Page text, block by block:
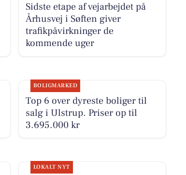
Sidste etape af vejarbejdet på
Århusvej i Søften giver
trafikpåvirkninger de
kommende uger
BOLIGMARKED
Top 6 over dyreste boliger til
salg i Ulstrup. Priser op til
3.695.000 kr
LOKALT NYT